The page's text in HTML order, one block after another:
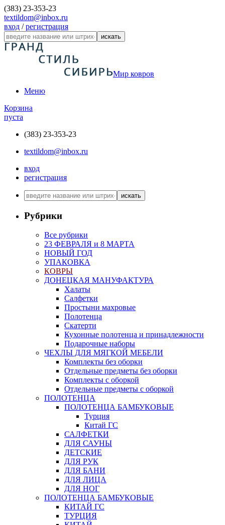
(383) 23-353-23
textildom@inbox.ru
вход /регистрация
искать
Мир ковров
Меню
Корзина
пуста
(383) 23-353-23
textildom@inbox.ru
вход
регистрация
искать
Рубрики
Все рубрики
23 ФЕВРАЛЯ и 8 МАРТА
НОВЫЙ ГОД
УПАКОВКА
КОВРЫ
ДОНЕЦКАЯ МАНУФАКТУРА
Халаты
Салфетки
Простыни махровые
Полотенца
Скатерти
Кухонные полотенца и принадлежности
Подарочные наборы
ЧЕХЛЫ ДЛЯ МЯГКОЙ МЕБЕЛИ
Комплекты без оборки
Отдельные предметы без оборки
Комплекты с оборкой
Отдельные предметы с оборкой
ПОЛОТЕНЦА
ПОЛОТЕНЦА БАМБУКОВЫЕ
Турция
Китай ГС
САЛФЕТКИ
ДЛЯ САУНЫ
ДЕТСКИЕ
ДЛЯ РУК
ДЛЯ БАНИ
ДЛЯ ЛИЦА
ДЛЯ НОГ
ПОЛОТЕНЦА БАМБУКОВЫЕ
КИТАЙ ГС
ТУРЦИЯ